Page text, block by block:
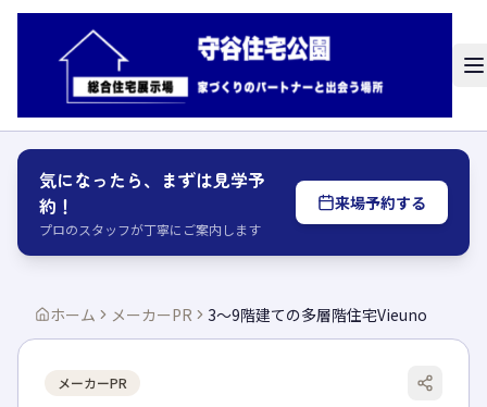
気になったら、まずは見学予
約！
プロのスタッフが丁寧にご案内します
来場予約する
ホーム メーカーPR 3～9階建ての多層階住宅Vieuno
メーカーPR